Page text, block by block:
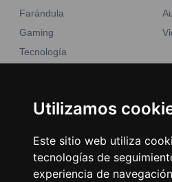
Utilizamos
Este sitio web utiliza
tecnologías de
experiencia de
Farándula
Gaming
Tecnología
Noticias
Encuéntranos